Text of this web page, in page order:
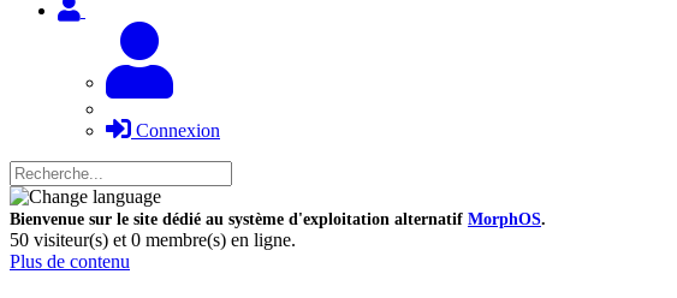
Connexion
Bienvenue sur le site dédié au système d'exploitation alternatif MorphOS.
50 visiteur(s) et 0 membre(s) en ligne.
Plus de contenu